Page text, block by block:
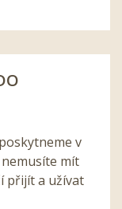
v
mít
přijít a užívat